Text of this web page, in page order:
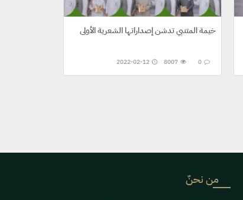
خيمة المتنبي تدشن إصداراتها الشعرية الأولى
2022-02-12 0
8007
من نحنٌ